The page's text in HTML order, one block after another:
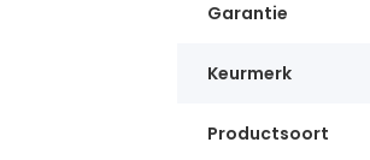
Garantie
Keurmerk
Productsoort